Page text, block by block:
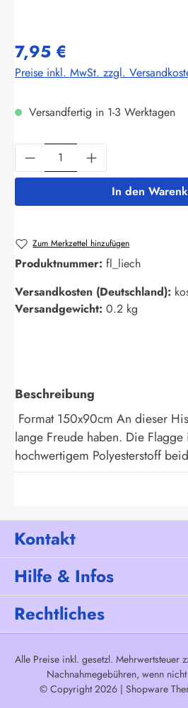
7,95 €
Preise inkl. MwSt. zzgl.
Versandfertig in 1-3 Werktagen
Produkt Anzahl: Gib
In den
Zum Merkzettel hinzufügen
Produktnummer: fl_liech
Versandkosten (Deutschland):
Versandgewicht: 0.2 kg
Beschreibung
Format 150x90cm An dieser
lange Freude haben. Die Flagge
hochwertigem Polyesterstoff
Kontakt
Hilfe & Infos
Rechtliches
Alle Preise inkl. gesetzl. Mehrwertsteuer
Nachnahmegebühren, wenn
© Copyright 2026 | Shopware